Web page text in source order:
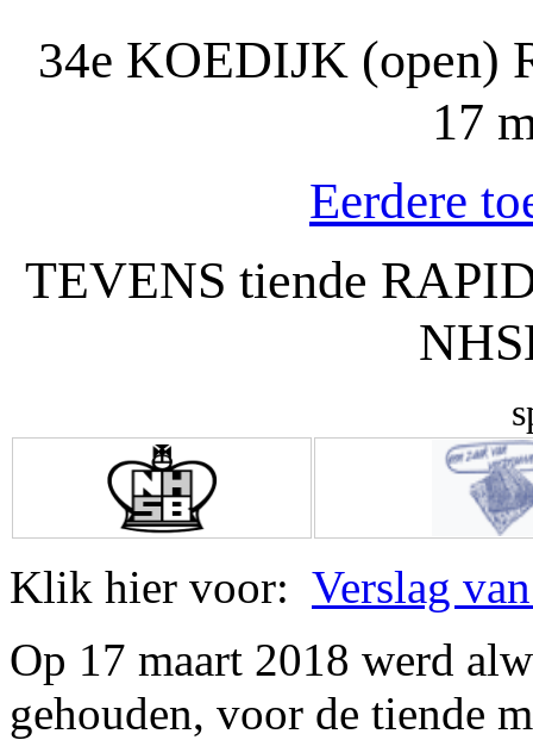
34e KOEDIJK (open)
17
Eerdere
TEVENS tiende
Klik hier voor: Verslag
Op 17 maart 2018 werd
gehouden, voor de tiende